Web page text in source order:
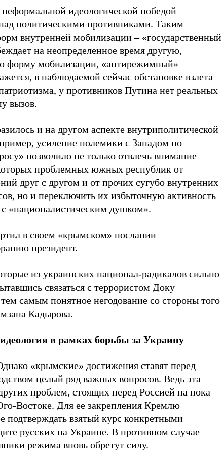
идеологической победой
политическими противниками. Таким
внутренней мобилизации – «государственный
на неопределенное время другую,
форму мобилизации, «антирежимный»
в наблюдаемой сейчас обстановке взлета
у противников Путина нет реальных
вызов.
и на другом аспекте внутриполитической
усиление полемики с Западом по
позволило не только отвлечь внимание
проблемных южных республик от
друг с другом и от прочих сугубо внутренних
но и переключить их избыточную активность
с «националистическим душком».
в своем «крымском» послании
президент.
из украинских национал-радикалов сильно
связаться с террористом Доку
самым понятное негодование со стороны того
Кадырова.
в рамках борьбы за Украину
«крымские» достижения ставят перед
целый ряд важных вопросов. Ведь эта
проблем, стоящих перед Россией на пока
Востоке. Для ее закрепления Кремлю
подтверждать взятый курс конкретными
русских на Украине. В противном случае
режима вновь обретут силу.